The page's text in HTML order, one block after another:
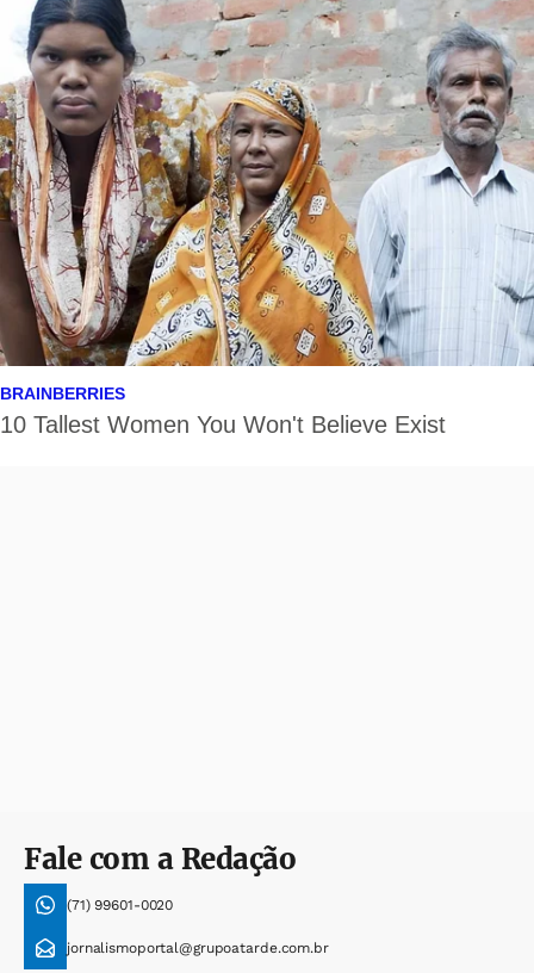
Fale com a Redação
(71) 99601-0020
jornalismoportal@grupoatarde.com.br